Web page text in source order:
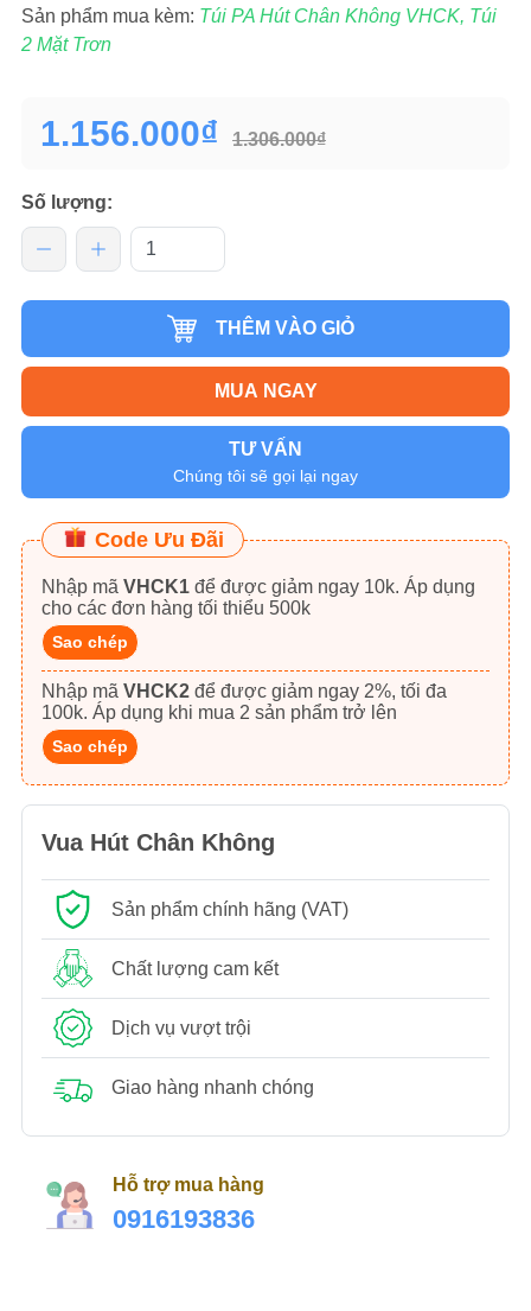
Sản phẩm mua kèm: Túi PA Hút Chân Không VHCK, Túi
2 Mặt Trơn
1.156.000₫ 1.306.000₫
Số lượng:
THÊM VÀO GIỎ
MUA NGAY
TƯ VẤN
Chúng tôi sẽ gọi lại ngay
Code Ưu Đãi
Nhập mã VHCK1
cho các đơn hàng tối thiểu 500k
Sao chép
Nhập mã VHCK2
100k. Áp dụng khi mua 2 sản phẩm trở lên
Sao chép
Vua Hút Chân Không
Sản phẩm chính hãng (VAT)
Chất lượng cam kết
Dịch vụ vượt trội
Giao hàng nhanh chóng
Hỗ trợ mua hàng
0916193836